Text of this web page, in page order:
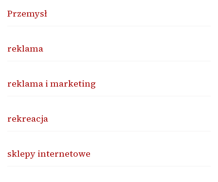
Przemysł
reklama
reklama i marketing
rekreacja
sklepy internetowe